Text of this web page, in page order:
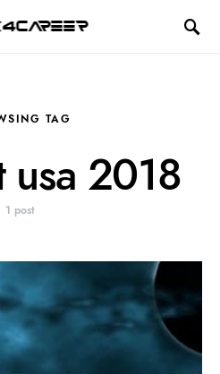
TAG
usa 2018
1 post